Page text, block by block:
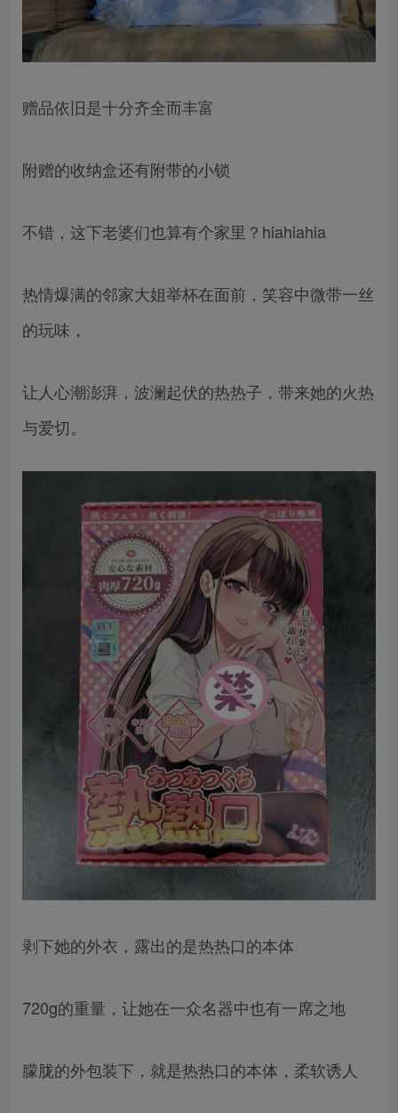
赠品依旧是十分齐全而丰富
附赠的收纳盒还有附带的小锁
不错，这下老婆们也算有个家里？hiahiahia
热情爆满的邻家大姐举杯在面前，笑容中微带一丝
的玩味，
让人心潮澎湃，波澜起伏的热热子，带来她的火热
与爱切。
剥下她的外衣，露出的是热热口的本体
720g的重量，让她在一众名器中也有一席之地
朦胧的外包装下，就是热热口的本体，柔软诱人